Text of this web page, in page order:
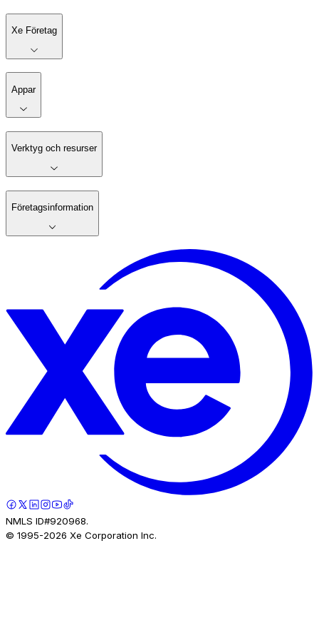
Xe Företag
Appar
Verktyg och resurser
Företagsinformation
NMLS ID#920968.
© 1995-2026 Xe Corporation Inc.